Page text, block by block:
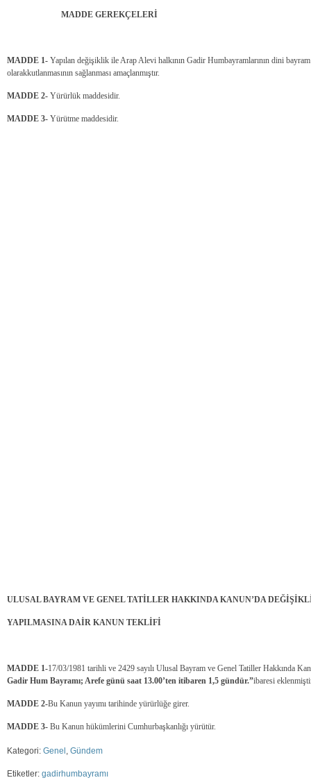
MADDE GEREKÇELERİ
MADDE 1- Yapılan değişiklik ile Arap Alevi halkının Gadir Humbayramlarının dini
olarakkutlanmasının sağlanması amaçlanmıştır.
MADDE 2- Yürürlük maddesidir.
MADDE 3- Yürütme maddesidir.
ULUSAL BAYRAM VE GENEL TATİLLER HAKKINDA KANUN’DA
YAPILMASINA DAİR KANUN TEKLİFİ
MADDE 1-17/03/1981 tarihli ve 2429 sayılı Ulusal Bayram ve Genel Tatiller Hakkında
Gadir Hum Bayramı; Arefe günü saat 13.00’ten itibaren 1,5 gündür.”ibaresi
MADDE 2-Bu Kanun yayımı tarihinde yürürlüğe girer.
MADDE 3- Bu Kanun hükümlerini Cumhurbaşkanlığı yürütür.
Kategori: Genel Gündem
Etiketler: gadirhumbayramı